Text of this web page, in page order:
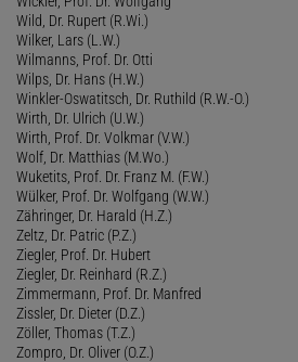
Wild, Dr. Rupert (R.Wi.)
Wilker, Lars (L.W.)
Wilmanns, Prof. Dr. Otti
Wilps, Dr. Hans (H.W.)
Winkler-Oswatitsch, Dr. Ruthild (R.W.-O.)
Wirth, Dr. Ulrich (U.W.)
Wirth, Prof. Dr. Volkmar (V.W.)
Wolf, Dr. Matthias (M.Wo.)
Wuketits, Prof. Dr. Franz M. (F.W.)
Wülker, Prof. Dr. Wolfgang (W.W.)
Zähringer, Dr. Harald (H.Z.)
Zeltz, Dr. Patric (P.Z.)
Ziegler, Prof. Dr. Hubert
Ziegler, Dr. Reinhard (R.Z.)
Zimmermann, Prof. Dr. Manfred
Zissler, Dr. Dieter (D.Z.)
Zöller, Thomas (T.Z.)
Zompro, Dr. Oliver (O.Z.)